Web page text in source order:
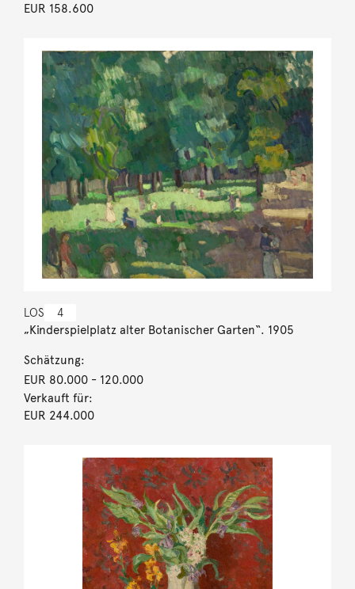
EUR 158.600
LOS 4
„Kinderspielplatz alter Botanischer Garten“. 1905
Schätzung:
EUR 80.000- 120.000
Verkauft für:
EUR 244.000